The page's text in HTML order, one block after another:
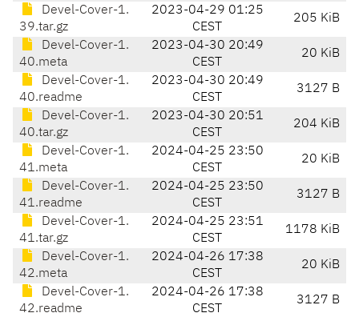
Devel-Cover-1.
39.tar.gz
2023-04-29 01:25
CEST
205 KiB
Devel-Cover-1.
40.meta
2023-04-30 20:49
CEST
20 KiB
Devel-Cover-1.
40.readme
2023-04-30 20:49
CEST
3127 B
Devel-Cover-1.
40.tar.gz
2023-04-30 20:51
CEST
204 KiB
Devel-Cover-1.
41.meta
2024-04-25 23:50
CEST
20 KiB
Devel-Cover-1.
41.readme
2024-04-25 23:50
CEST
3127 B
Devel-Cover-1.
41.tar.gz
2024-04-25 23:51
CEST
1178 KiB
Devel-Cover-1.
42.meta
2024-04-26 17:38
CEST
20 KiB
Devel-Cover-1.
42.readme
2024-04-26 17:38
CEST
3127 B